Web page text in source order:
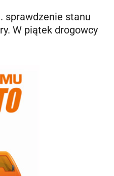
sprawdzenie stanu
W piątek drogowcy